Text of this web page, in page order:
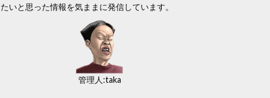
たいと思った情報を気ままに発信しています。
管理人:taka